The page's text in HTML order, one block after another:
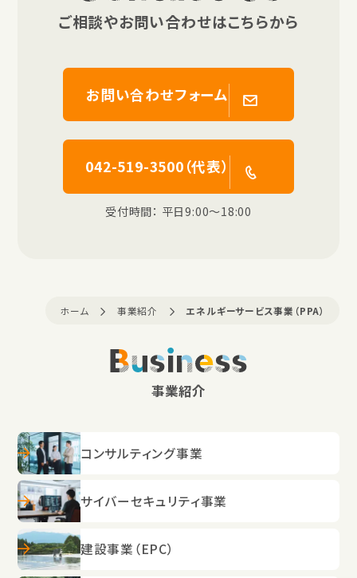
ご相談やお問い合わせはこちらから
お問い合わせフォーム
042-519-3500（代表）
受付時間： 平日9:00〜18:00
ホーム 事業紹介 エネルギーサービス事業（PPA）
Business
事業紹介
コンサルティング事業
サイバーセキュリティ事業
建設事業（EPC）